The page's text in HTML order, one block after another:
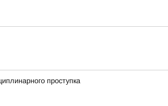
проступка